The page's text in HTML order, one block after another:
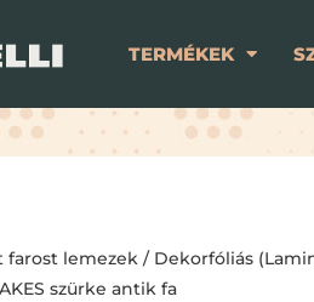
TERMÉKEK
farost lemezek/ Dekorfóliás
szürke antik fa